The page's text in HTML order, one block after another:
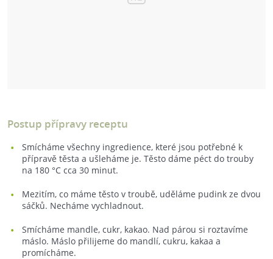
Postup přípravy receptu
Smícháme všechny ingredience, které jsou potřebné k
přípravě těsta a ušleháme je. Těsto dáme péct do trouby
na 180 °C cca 30 minut.
Mezitím, co máme těsto v troubě, uděláme pudink ze dvou
sáčků. Necháme vychladnout.
Smícháme mandle, cukr, kakao. Nad párou si roztavíme
máslo. Máslo přilijeme do mandlí, cukru, kakaa a
promícháme.